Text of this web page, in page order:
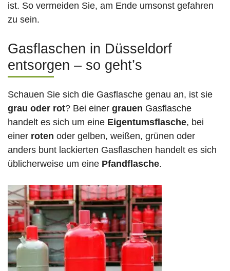
ist. So vermeiden Sie, am Ende umsonst gefahren
zu sein.
Gasflaschen in Düsseldorf
entsorgen – so geht’s
Schauen Sie sich die Gasflasche genau an, ist sie
grau oder rot? Bei einer grauen Gasflasche
handelt es sich um eine Eigentumsflasche, bei
einer roten oder gelben, weißen, grünen oder
anders bunt lackierten Gasflaschen handelt es sich
üblicherweise um eine Pfandflasche.